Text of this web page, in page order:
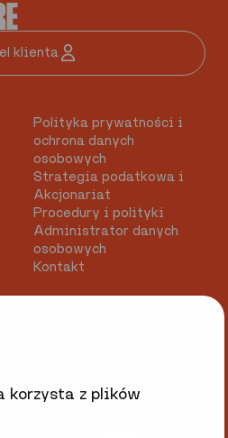
korzysta z plików
klienta
Polityka prywatności i
ochrona danych
osobowych
Strategia podatkowa i
Akcjonariat
Procedury i polityki
Administrator danych
osobowych
Kontakt